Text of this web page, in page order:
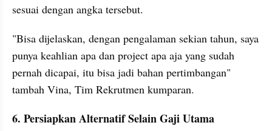
sesuai dengan angka tersebut.
"Bisa dijelaskan, dengan pengalaman sekian tahun, saya
punya keahlian apa dan project apa aja yang sudah
pernah dicapai, itu bisa jadi bahan pertimbangan"
tambah Vina, Tim Rekrutmen kumparan.
6. Persiapkan Alternatif Selain Gaji Utama